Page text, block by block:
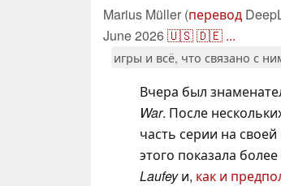
Marius Müller (перевод
June 2026🇺🇸🇩🇪 ...
игры и всё, что связано с
Вчера был
War. После
часть серии на
этого показала
Laufeyи, как и